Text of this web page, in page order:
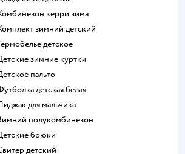
Комбинезон керри зима
Комплект зимний детский
Термобелье детское
Детские зимние куртки
Детское пальто
Футболка детская белая
Пиджак для мальчика
Зимний полукомбинезон
Детские брюки
Свитер детский